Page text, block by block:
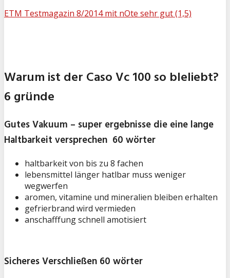
ETM Testmagazin 8/2014 mit nOte sehr gut (1,5)
Warum ist der Caso Vc 100 so bleliebt?
6 gründe
Gutes Vakuum – super ergebnisse die eine lange
Haltbarkeit versprechen 60 wörter
haltbarkeit von bis zu 8 fachen
lebensmittel länger hatlbar muss weniger
wegwerfen
aromen, vitamine und mineralien bleiben erhalten
gefrierbrand wird vermieden
anschafffung schnell amotisiert
Sicheres Verschließen 60 wörter